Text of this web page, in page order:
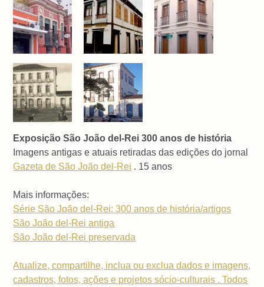
Exposição São João del-Rei 300 anos de história
Imagens antigas e atuais retiradas das edições do jornal
Gazeta de São João del-Rei . 15 anos
Mais informações:
Série São João del-Rei: 300 anos de história/artigos
São João del-Rei antiga
São João del-Rei preservada
Atualize, compartilhe, inclua ou exclua dados e imagens,
cadastros, fotos, ações e projetos sócio-culturais . Todos